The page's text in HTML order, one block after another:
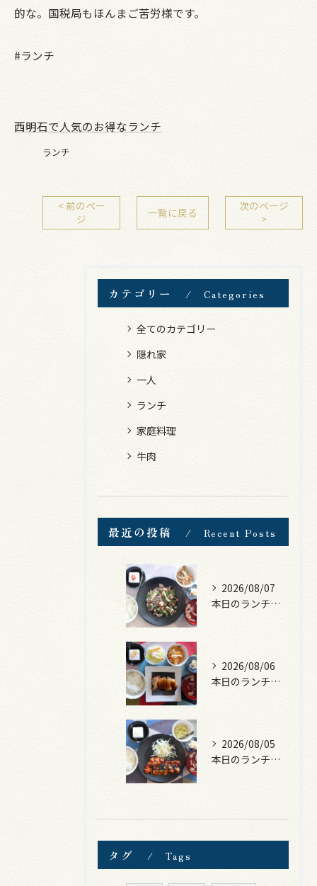
的な。国税局もほんまご苦労様です。
#ランチ
西明石で人気のお得なランチ
ランチ
< 前のペー
ジ
一覧に戻る
次のページ
>
カテゴリー Categories
全てのカテゴリー
隠れ家
一人
ランチ
家庭料理
牛肉
最近の投稿 Recent Posts
2026/08/07
本日のランチは、黒毛和牛のチャプチェ！
2026/08/06
本日のランチは、照焼きチキン！
2026/08/05
本日のランチは、ロース豚カツ梅はさみ！
タグ Tags